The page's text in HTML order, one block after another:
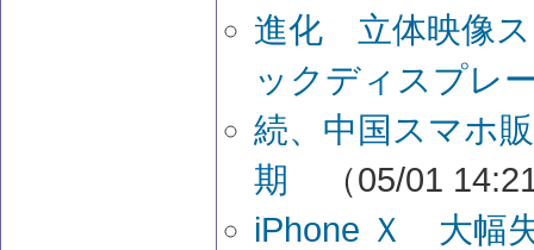
進化 立体映像
ックディスプレ
続、中国スマホ
期
（05/01
iPhone Ｘ 大幅